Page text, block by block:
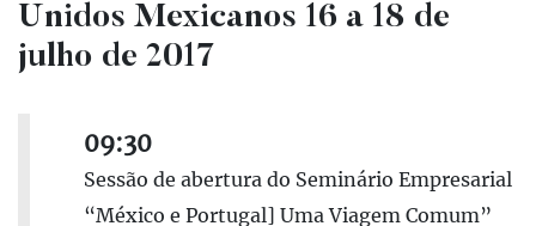
Unidos Mexicanos 16 a 18 de
julho de 2017
09:30
Sessão de abertura do Seminário Empresarial
“México e Portugal] Uma Viagem Comum”